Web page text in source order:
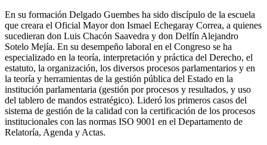
En su formación Delgado Guembes ha sido discípulo de la escuela
que creara el Oficial Mayor don Ismael Echegaray Correa, a quienes
sucedieran don Luis Chacón Saavedra y don Delfín Alejandro
Sotelo Mejía. En su desempeño laboral en el Congreso se ha
especializado en la teoría, interpretación y práctica del Derecho, el
estatuto, la organización, los diversos procesos parlamentarios y en
la teoría y herramientas de la gestión pública del Estado en la
institución parlamentaria (gestión por procesos y resultados, y uso
del tablero de mandos estratégico). Lideró los primeros casos del
sistema de gestión de la calidad con la certificación de los procesos
institucionales con las normas ISO 9001 en el Departamento de
Relatoría, Agenda y Actas.